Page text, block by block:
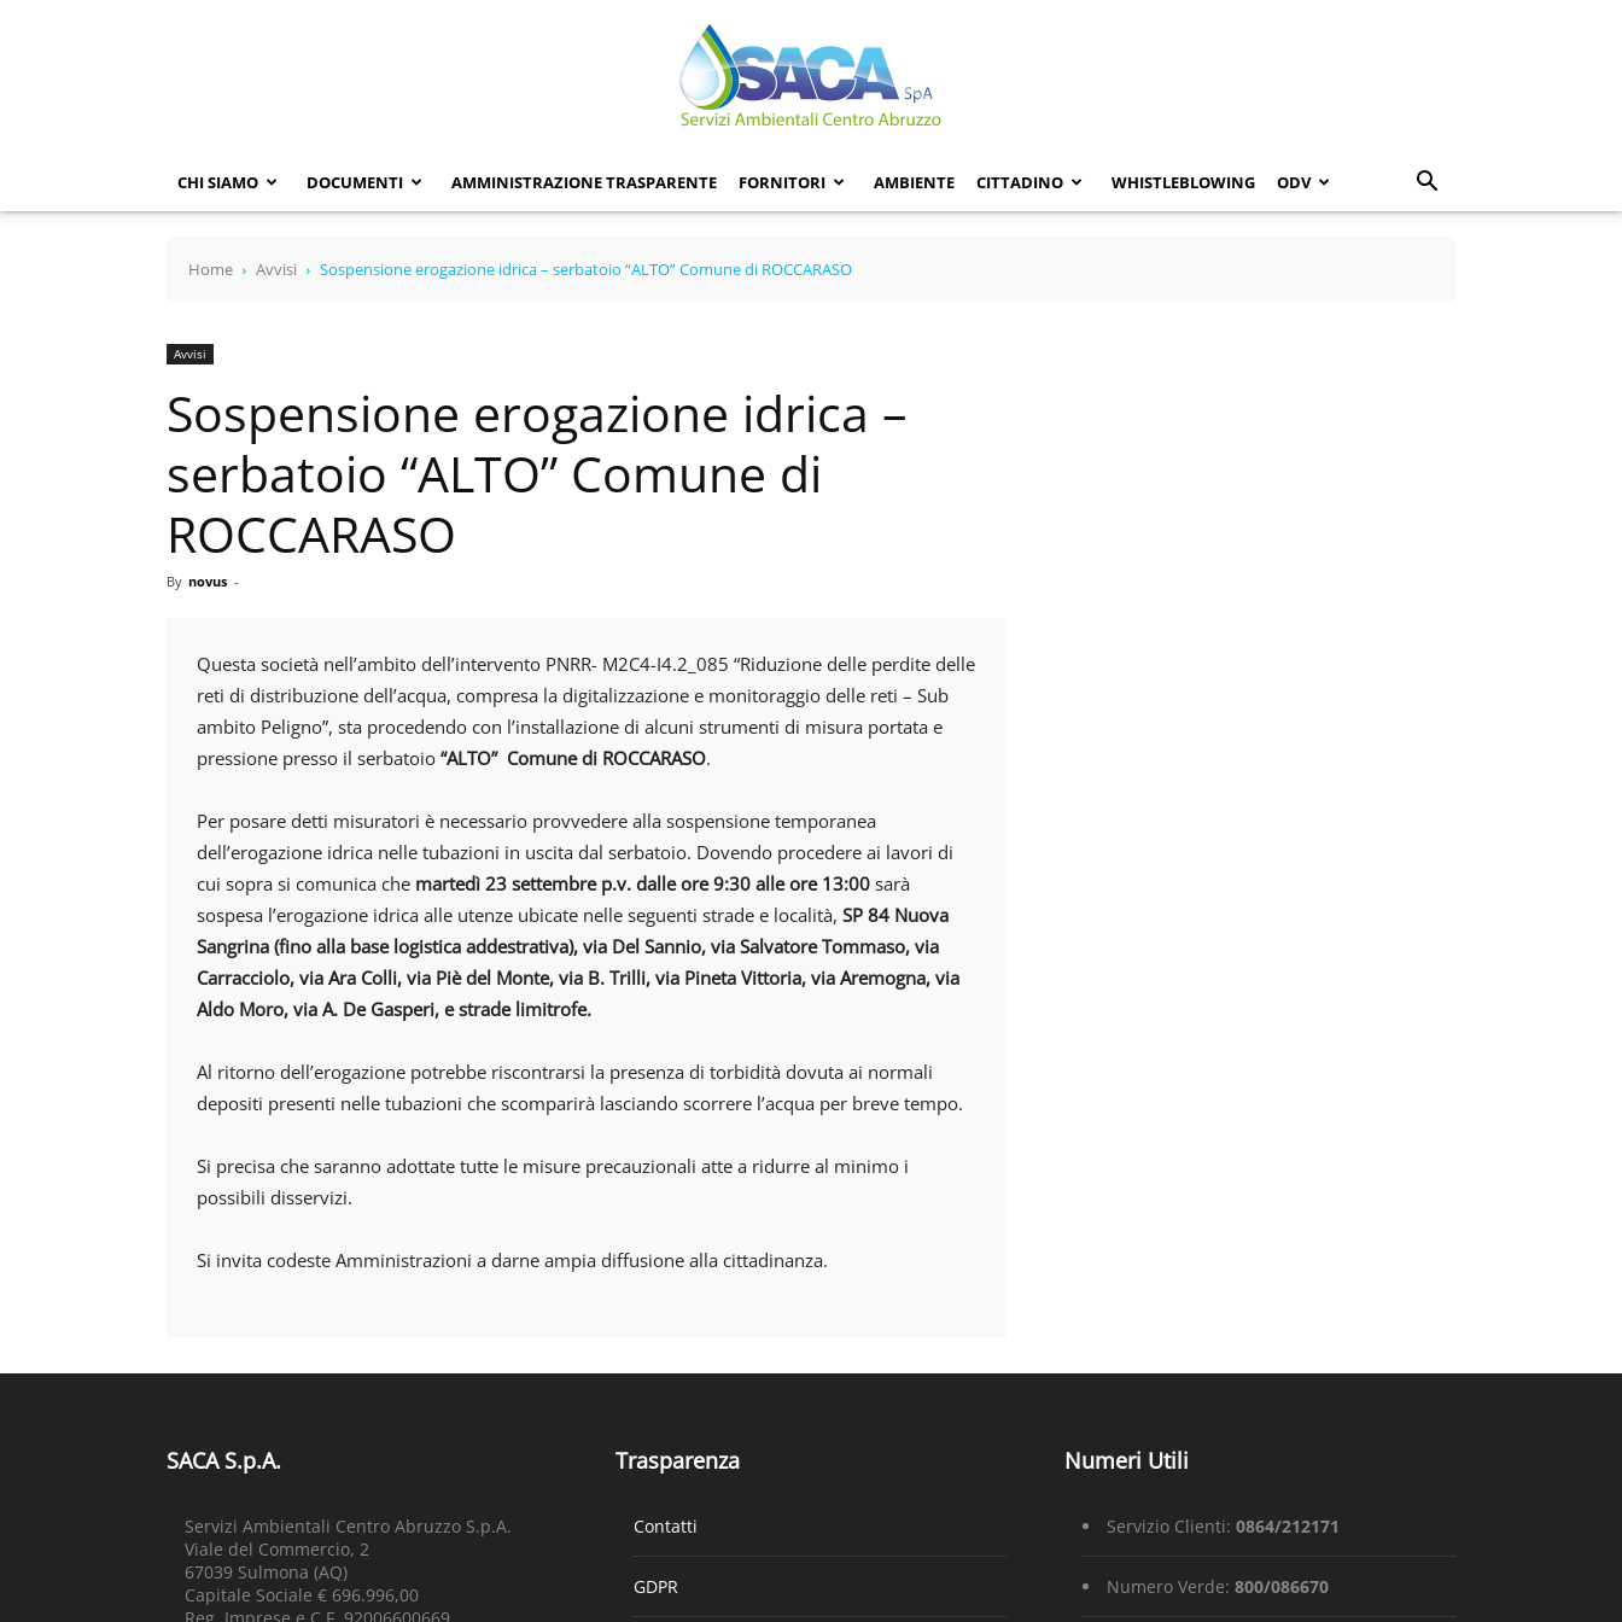
CHI SIAMO DOCUMENTI AMMINISTRAZIONE TRASPARENTE FORNITORI AMBIENTE CITTADINO WHISTLEBLOWING ODV
Home Avvisi Sospensione erogazione idrica – serbatoio “ALTO” Comune di ROCCARASO
Avvisi
Sospensione erogazione idrica –
serbatoio “ALTO” Comune di
ROCCARASO
By novus -
Questa società nell’ambito dell’intervento PNRR- M2C4-I4.2_085 “Riduzione delle perdite delle
reti di distribuzione dell’acqua, compresa la digitalizzazione e monitoraggio delle reti – Sub
ambito Peligno”, sta procedendo con l’installazione di alcuni strumenti di misura portata e
pressione presso il serbatoio “ALTO” Comune di ROCCARASO.
Per posare detti misuratori è necessario provvedere alla sospensione temporanea
dell’erogazione idrica nelle tubazioni in uscita dal serbatoio. Dovendo procedere ai lavori di
cui sopra si comunica che martedì 23 settembre p.v. dalle ore 9:30 alle ore 13:00 sarà
sospesa l’erogazione idrica alle utenze ubicate nelle seguenti strade e località, SP 84 Nuova
Sangrina (fino alla base logistica addestrativa), via Del Sannio, via Salvatore Tommaso, via
Carracciolo, via Ara Colli, via Piè del Monte, via B. Trilli, via Pineta Vittoria, via Aremogna, via
Aldo Moro, via A. De Gasperi, e strade limitrofe.
Al ritorno dell’erogazione potrebbe riscontrarsi la presenza di torbidità dovuta ai normali
depositi presenti nelle tubazioni che scomparirà lasciando scorrere l’acqua per breve tempo.
Si precisa che saranno adottate tutte le misure precauzionali atte a ridurre al minimo i
possibili disservizi.
Si invita codeste Amministrazioni a darne ampia diffusione alla cittadinanza.
SACA S.p.A.
Servizi Ambientali Centro Abruzzo S.p.A.
Viale del Commercio, 2
67039 Sulmona (AQ)
Capitale Sociale € 696.996,00
Trasparenza
Contatti
GDPR
Numeri Utili
Servizio Clienti: 0864/212171
Numero Verde: 800/086670